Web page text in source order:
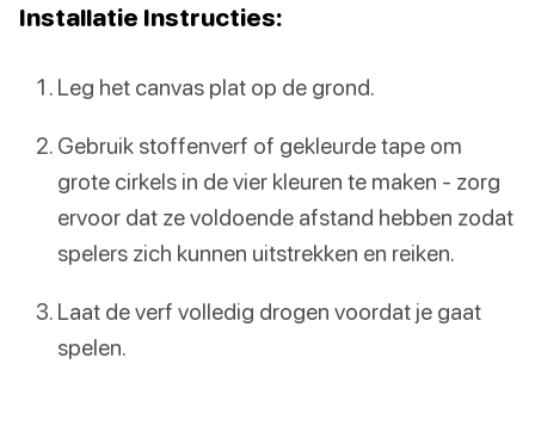
Installatie Instructies:
Leg het canvas plat op de grond.
Gebruik stoffenverf of gekleurde tape om
grote cirkels in de vier kleuren te maken - zorg
ervoor dat ze voldoende afstand hebben zodat
spelers zich kunnen uitstrekken en reiken.
Laat de verf volledig drogen voordat je gaat
spelen.